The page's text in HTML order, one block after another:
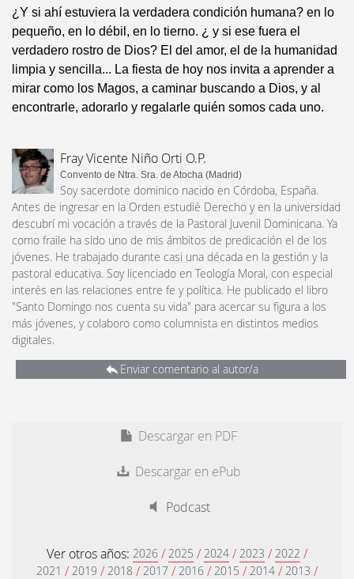
¿Y si ahí estuviera la verdadera condición humana? en lo
pequeño, en lo débil, en lo tierno. ¿ y si ese fuera el
verdadero rostro de Dios? El del amor, el de la humanidad
limpia y sencilla... La fiesta de hoy nos invita a aprender a
mirar como los Magos, a caminar buscando a Dios, y al
encontrarle, adorarlo y regalarle quién somos cada uno.
Fray Vicente Niño Orti O.P.
Convento de Ntra. Sra. de Atocha (Madrid)
Soy sacerdote dominico nacido en Córdoba, España.
Antes de ingresar en la Orden estudié Derecho y en la universidad
descubrí mi vocación a través de la Pastoral Juvenil Dominicana. Ya
como fraile ha sido uno de mis ámbitos de predicación el de los
jóvenes. He trabajado durante casi una década en la gestión y la
pastoral educativa. Soy licenciado en Teología Moral, con especial
interés en las relaciones entre fe y política. He publicado el libro
"Santo Domingo nos cuenta su vida" para acercar su figura a los
más jóvenes, y colaboro como columnista en distintos medios
digitales.
Enviar comentario al autor/a
Descargar en PDF
Descargar en ePub
Podcast
Ver otros años: 2026 / 2025 / 2024 / 2023 / 2022 /
2021 / 2019 / 2018 / 2017 / 2016 / 2015 / 2014 / 2013 /